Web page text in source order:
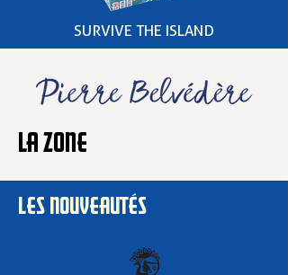
SURVIVE THE ISLAND
LA ZONE
LES NOUVEAUTÉS